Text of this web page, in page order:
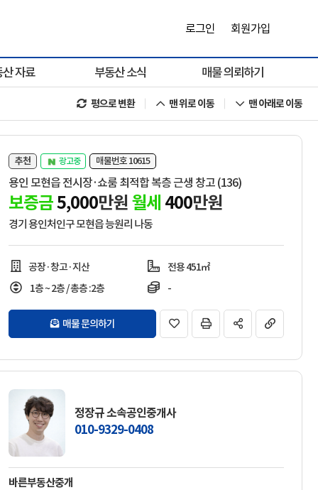
로그인 회원가입
자료 부동산 소식 매물 의뢰하기
평으로 변환 맨 위로 이동 맨 아래로 이동
추천 광고중 매물번호 10615
용인 모현읍 전시장·쇼룸 최적합 복층 근생 창고 (136)
보증금5,000만원월세 400만원
경기 용인처인구 모현읍 능원리 나동
공장·창고·지산
전용 451㎡
1층 ~2층/총층 :2층 -
매물 문의하기
정장규 소속공인중개사
010-9329-0408
바른부동산중개